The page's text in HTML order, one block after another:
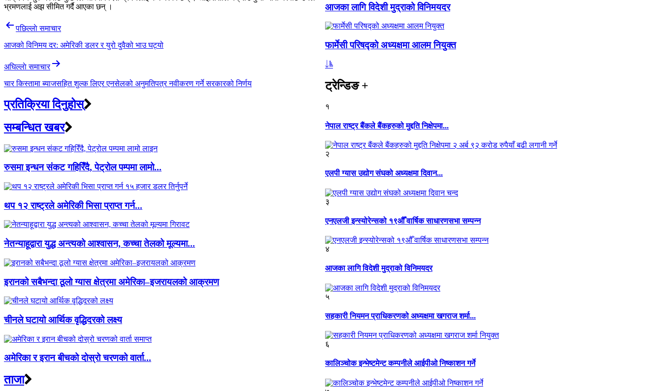
आजका लागि विदेशी मुद्राको विनिमयदर
फार्मेसी परिषद्को अध्यक्षमा आलम नियुक्त
ट्रेन्डिङ+
१
नेपाल राष्ट्र बैंकले बैंकहरुको मुद्दति निक्षेपमा...
२
एलपी ग्यास उद्योग संघको अध्यक्षमा दिवान...
३
एनएलजी इन्स्योरेन्सको १९औँ वार्षिक साधारणसभा सम्पन्न
४
आजका लागि विदेशी मुद्राको विनिमयदर
५
सहकारी नियमन प्राधिकरणको अध्यक्षमा खगराज शर्मा...
६
कालिञ्चोक इन्भेष्टमेन्ट कम्पनीले आईपीओ निष्काशन गर्ने
भ्रमणलाई अझ सीमित गर्दै आएका छन् ।
Post
navigation
पछिल्लाे समाचार
आजको विनिमय दर: अमेरिकी डलर र युरो दुवैको भाउ घट्यो
अघिल्लाे समाचार
चार किस्तामा ब्याजसहित शुल्क लिएर एनसेलको अनुमतिपत्र नवीकरण गर्ने सरकारको निर्णय
प्रतिक्रिया दिनुहोस्
सम्बन्धित खबर
रुसमा इन्धन संकट गहिरिँदै, पेट्रोल पम्पमा लामो...
थप १२ राष्ट्रले अमेरिकी भिसा प्राप्त गर्न...
नेतन्याहूद्वारा युद्ध अन्त्यको आश्वासन, कच्चा तेलको मूल्यमा...
इरानको सबैभन्दा ठूलो ग्यास क्षेत्रमा अमेरिका–इजरायलको आक्रमण
चीनले घटायो आर्थिक वृद्धिदरको लक्ष्य
अमेरिका र इरान बीचको दोस्रो चरणको वार्ता...
ताजा